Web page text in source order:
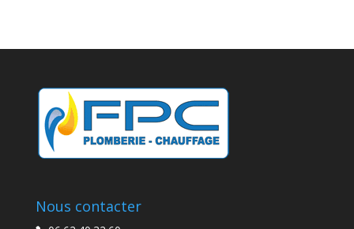
Nous contacter